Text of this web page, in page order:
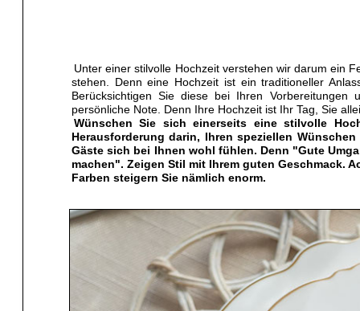
Unter einer stilvolle Hochzeit verstehen wir darum ein
stehen. Denn eine Hochzeit ist ein traditioneller
Berücksichtigen Sie diese bei Ihren
persönliche Note. Denn Ihre Hochzeit ist Ihr Tag, Sie
Wünschen Sie sich einerseits eine stilvolle
Herausforderung darin, Ihren speziellen
Gäste sich bei Ihnen wohl fühlen. Denn "Gute
machen". Zeigen Stil mit Ihrem guten Geschmack.
Farben steigern Sie nämlich enorm.